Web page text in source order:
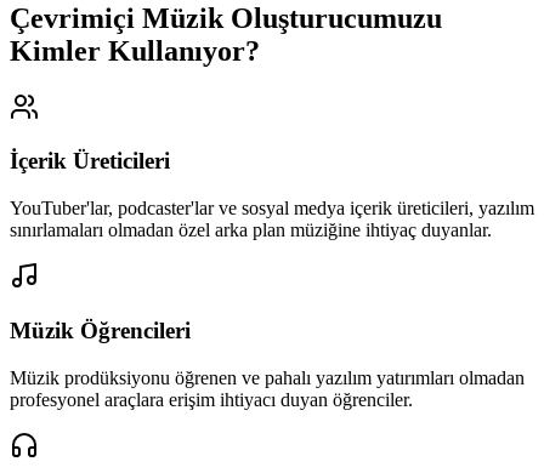
Çevrimiçi Müzik Oluşturucumuzu
Kimler Kullanıyor?
İçerik Üreticileri
YouTuber'lar, podcaster'lar ve sosyal medya içerik üreticileri, yazılım
sınırlamaları olmadan özel arka plan müziğine ihtiyaç duyanlar.
Müzik Öğrencileri
Müzik prodüksiyonu öğrenen ve pahalı yazılım yatırımları olmadan
profesyonel araçlara erişim ihtiyacı duyan öğrenciler.